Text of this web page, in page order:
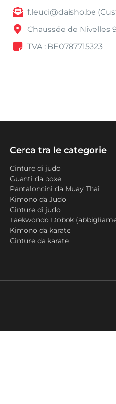
f.leuci@daisho.be
Chaussée de Nivelles
TVA : BE0787715323
Cerca tra le categorie
Cinture di judo
Guanti da boxe
Pantaloncini da Muay Thai
Kimono da Judo
Cinture di judo
Taekwondo Dobok
Kimono da karate
Cinture da karate